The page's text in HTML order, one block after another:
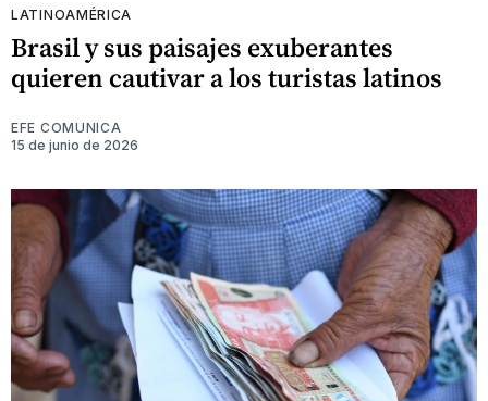
LATINOAMÉRICA
Brasil y sus paisajes exuberantes
quieren cautivar a los turistas latinos
EFE COMUNICA
15 de junio de 2026